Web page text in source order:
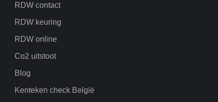
RDW contact
RDW keuring
RDW online
Co2 uitstoot
Blog
Kenteken check België